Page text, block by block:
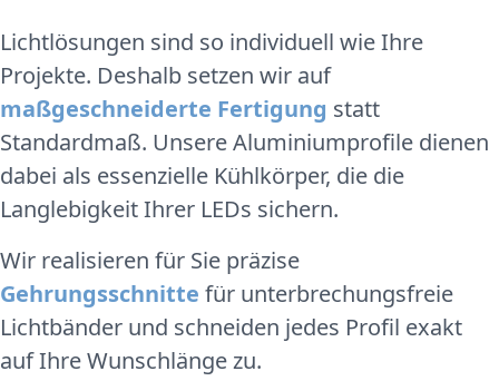
Lichtlösungen sind so individuell wie Ihre
Projekte. Deshalb setzen wir auf
maßgeschneiderte Fertigung statt
Standardmaß. Unsere Aluminiumprofile dienen
dabei als essenzielle Kühlkörper, die die
Langlebigkeit Ihrer LEDs sichern.
Wir realisieren für Sie präzise
Gehrungsschnitte für unterbrechungsfreie
Lichtbänder und schneiden jedes Profil exakt
auf Ihre Wunschlänge zu.